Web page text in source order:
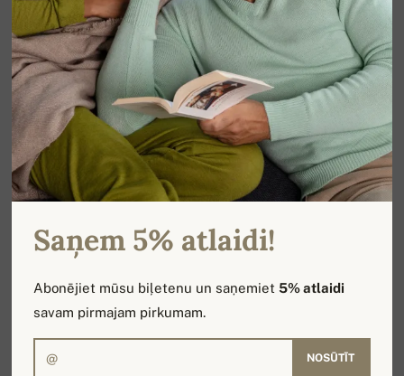
Saņem 5% atlaidi!
Abonējiet mūsu biļetenu un saņemiet5% atlaidi
savam pirmajam pirkumam.
NOSŪTĪT